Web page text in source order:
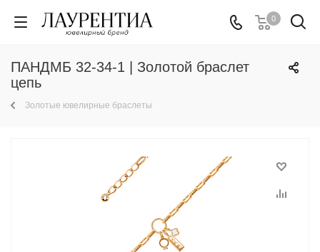
0
ПАНДМБ 32-34-1 | Золотой браслет
цепь
Золотые ювелирные браслеты